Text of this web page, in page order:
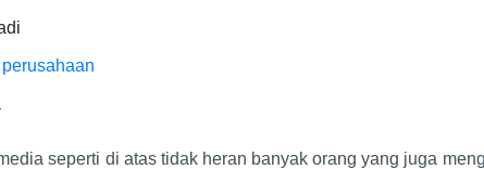
seperti di atas tidak heran banyak orang yang juga